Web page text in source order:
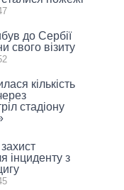
до Сербії
свого візиту
кількість
стадіону
інциденту з